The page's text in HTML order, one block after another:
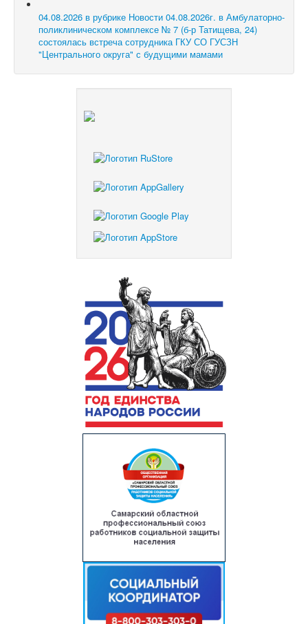
04.08.2026 в рубрике Новости 04.08.2026г. в Амбулаторно-
поликлиническом комплексе № 7 (б-р Татищева, 24)
состоялась встреча сотрудника ГКУ СО ГУСЗН
"Центрального округа" с будущими мамами